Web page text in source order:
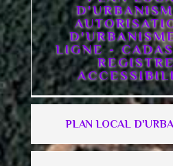
LIGNE -
PLAN LOCAL